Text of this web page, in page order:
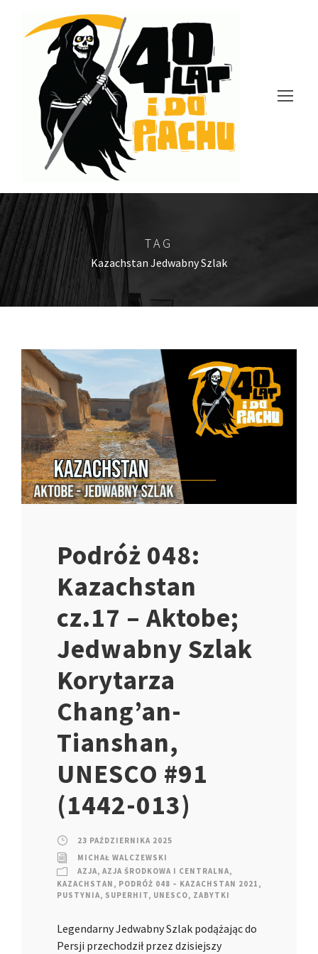
TAG
Kazachstan Jedwabny Szlak
Podróż 048:
Kazachstan
cz.17 – Aktobe;
Jedwabny Szlak
Korytarza
Chang’an-
Tianshan,
UNESCO #91
(1442-013)
23 PAŹDZIERNIKA 2025
MICHAŁ WALCZEWSKI
AZJA, AZJA ŚRODKOWA I CENTRALNA,
KAZACHSTAN , PODRÓŻ 048 – KAZACHSTAN 2021 ,
PUSTYNIA, SUPERHIT, UNESCO, ZABYTKI
Legendarny Jedwabny Szlak podążając do
Persji przechodził przez dzisiejszy